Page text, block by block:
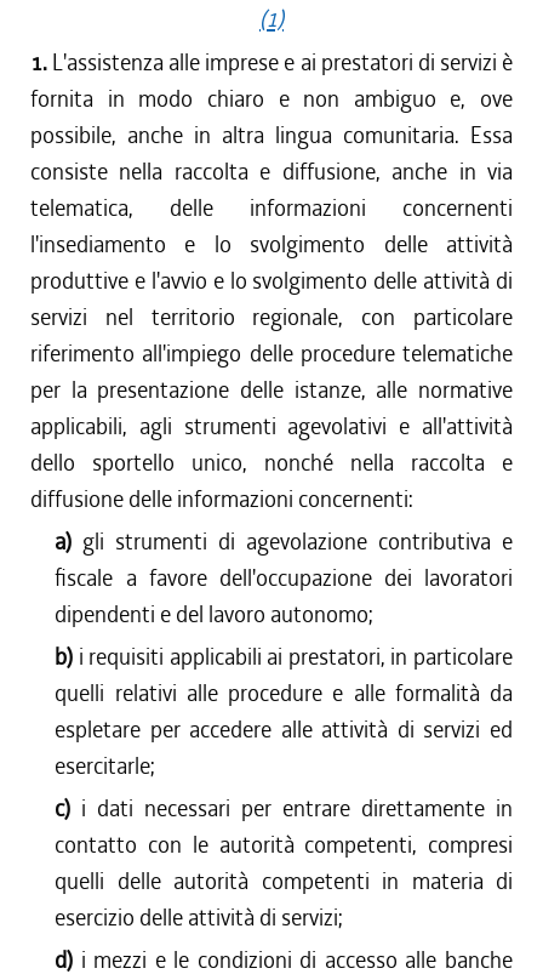
(1)
1. L'assistenza alle imprese e ai prestatori di servizi è
fornita in modo chiaro e non ambiguo e, ove
possibile, anche in altra lingua comunitaria. Essa
consiste nella raccolta e diffusione, anche in via
telematica, delle informazioni concernenti
l'insediamento e lo svolgimento delle attività
produttive e l'avvio e lo svolgimento delle attività di
servizi nel territorio regionale, con particolare
riferimento all'impiego delle procedure telematiche
per la presentazione delle istanze, alle normative
applicabili, agli strumenti agevolativi e all'attività
dello sportello unico, nonché nella raccolta e
diffusione delle informazioni concernenti:
a) gli strumenti di agevolazione contributiva e
fiscale a favore dell'occupazione dei lavoratori
dipendenti e del lavoro autonomo;
b) i requisiti applicabili ai prestatori, in particolare
quelli relativi alle procedure e alle formalità da
espletare per accedere alle attività di servizi ed
esercitarle;
c) i dati necessari per entrare direttamente in
contatto con le autorità competenti, compresi
quelli delle autorità competenti in materia di
esercizio delle attività di servizi;
d) i mezzi e le condizioni di accesso alle banche